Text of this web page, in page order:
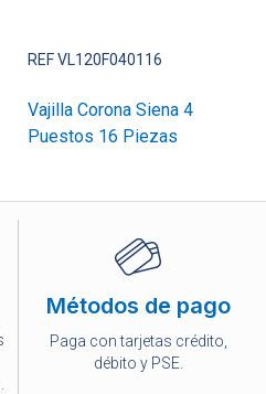
REF VL120F040116
Vajilla Corona Siena 4
Puestos 16 Piezas
Métodos de pago
Paga con tarjetas crédito,
débito y PSE.